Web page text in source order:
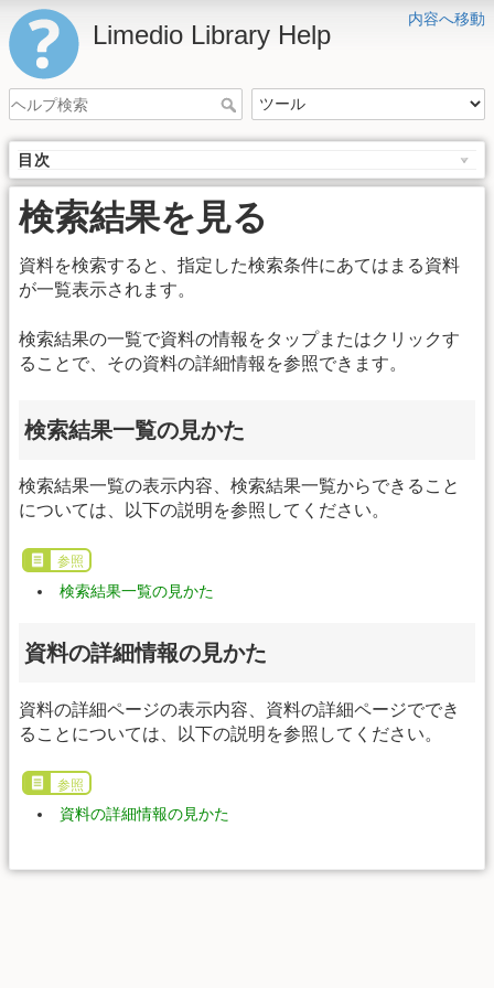
内容へ移動
Limedio Library Help
目次
検索結果を見る
資料を検索すると、指定した検索条件にあてはまる資料
が一覧表示されます。
検索結果の一覧で資料の情報をタップまたはクリックす
ることで、その資料の詳細情報を参照できます。
検索結果一覧の見かた
検索結果一覧の表示内容、検索結果一覧からできること
については、以下の説明を参照してください。
参照
検索結果一覧の見かた
資料の詳細情報の見かた
資料の詳細ページの表示内容、資料の詳細ページででき
ることについては、以下の説明を参照してください。
参照
資料の詳細情報の見かた